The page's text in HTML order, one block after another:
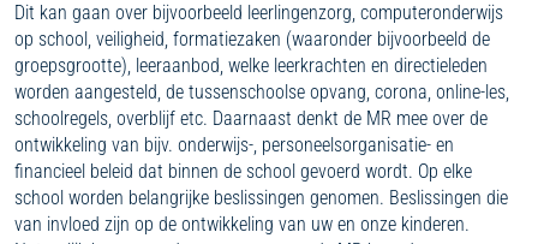
Dit kan gaan over bijvoorbeeld leerlingenzorg, computeronderwijs
op school, veiligheid, formatiezaken (waaronder bijvoorbeeld de
groepsgrootte), leeraanbod, welke leerkrachten en directieleden
worden aangesteld, de tussenschoolse opvang, corona, online-les,
schoolregels, overblijf etc. Daarnaast denkt de MR mee over de
ontwikkeling van bijv. onderwijs-, personeelsorganisatie- en
financieel beleid dat binnen de school gevoerd wordt. Op elke
school worden belangrijke beslissingen genomen. Beslissingen die
van invloed zijn op de ontwikkeling van uw en onze kinderen.